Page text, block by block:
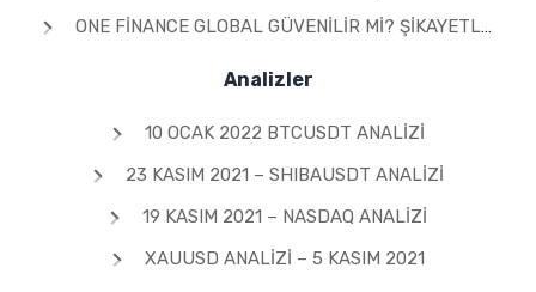
ONE FINANCE GLOBAL GÜVENILIR MI? ŞIKAYETLER & YORUMLAR 2026
Analizler
10 OCAK 2022 BTCUSDT ANALIZI
23 KASIM 2021 – SHIBAUSDT ANALIZI
19 KASIM 2021 – NASDAQ ANALIZI
XAUUSD ANALIZI – 5 KASIM 2021